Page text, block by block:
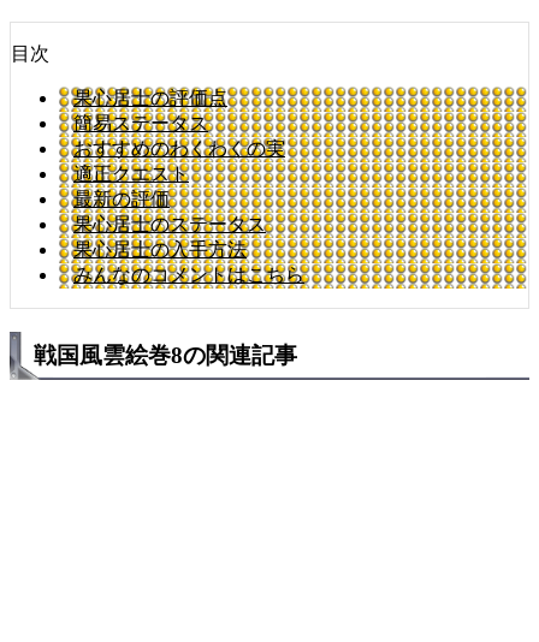
目次
果心居士の評価点
簡易ステータス
おすすめのわくわくの実
適正クエスト
最新の評価
果心居士のステータス
果心居士の入手方法
みんなのコメントはこちら
戦国風雲絵巻8の関連記事